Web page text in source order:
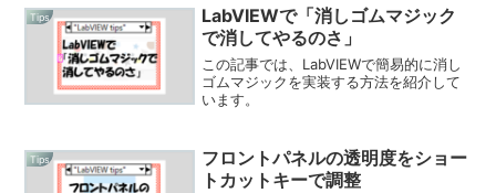
Tips
LabVIEWで「消しゴムマジック
で消してやるのさ」
この記事では、LabVIEWで簡易的に消し
ゴムマジックを実装する方法を紹介して
います。
Tips
フロントパネルの透明度をショー
トカットキーで調整